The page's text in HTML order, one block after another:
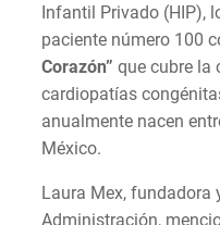
Infantil Privado (HIP),
paciente número 100
Corazón” que cubre la
cardiopatías
anualmente nacen
México.
Laura Mex, fundadora
Administración,